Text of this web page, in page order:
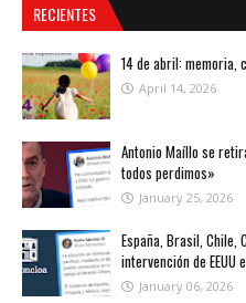
RECIENTES
14 de abril: memoria,
April 14, 2026
Antonio Maíllo se
todos perdimos»
January 25, 2026
España, Brasil, Chile,
intervención de EEUU
January 06, 2026